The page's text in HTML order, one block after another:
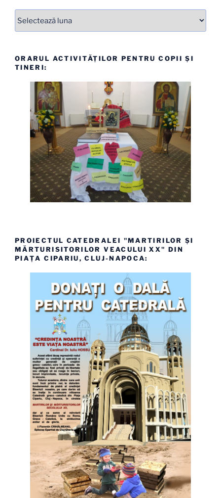
ORARUL ACTIVITĂȚILOR PENTRU COPII ȘI
TINERI:
PROIECTUL CATEDRALEI "MARTIRILOR ȘI
MĂRTURISITORILOR VEACULUI XX" DIN
PIAȚA CIPARIU, CLUJ-NAPOCA: